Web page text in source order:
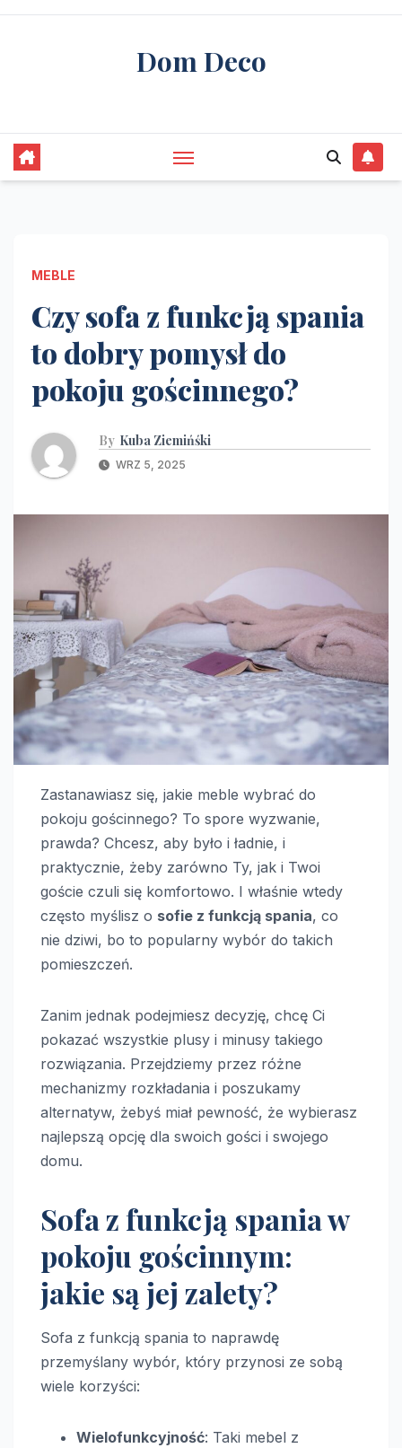
Skip
Dom Deco
MEBLE
Czy sofa z funkcją spania
to dobry pomysł do
pokoju gościnnego?
By Kuba Ziemińśki
WRZ 5, 2025
Zastanawiasz się, jakie meble wybrać do
pokoju gościnnego? To spore wyzwanie,
prawda? Chcesz, aby było i ładnie, i
praktycznie, żeby zarówno Ty, jak i Twoi
goście czuli się komfortowo. I właśnie wtedy
często myślisz o sofie z funkcją spania, co
nie dziwi, bo to popularny wybór do takich
pomieszczeń.
Zanim jednak podejmiesz decyzję, chcę Ci
pokazać wszystkie plusy i minusy takiego
rozwiązania. Przejdziemy przez różne
mechanizmy rozkładania i poszukamy
alternatyw, żebyś miał pewność, że wybierasz
najlepszą opcję dla swoich gości i swojego
domu.
Sofa z funkcją spania w
pokoju gościnnym:
jakie są jej zalety?
Sofa z funkcją spania to naprawdę
przemyślany wybór, który przynosi ze sobą
wiele korzyści:
Wielofunkcyjność: Taki mebel z